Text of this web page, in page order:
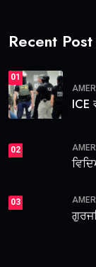
Recent Post
01
ICE
02
03